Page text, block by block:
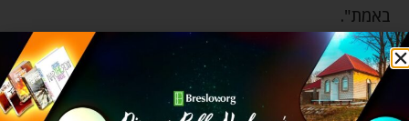
באמת".